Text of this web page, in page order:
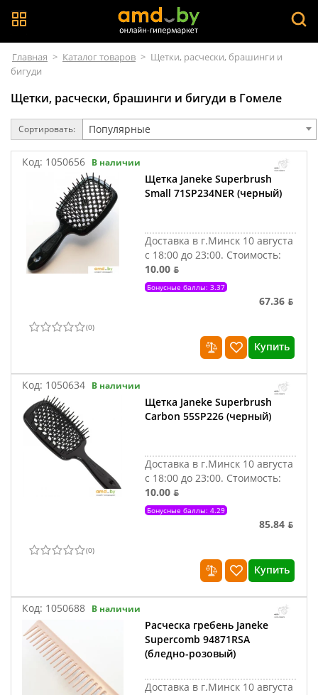
Главная > Каталог товаров > Щетки, расчески, брашинги и
бигуди
Щетки, расчески, брашинги и бигуди в Гомеле
Сортировать: Популярные
Код: 1050656 В наличии
Щетка Janeke Superbrush
Small 71SP234NER (черный)
Доставка в г.Минск 10 августа
с 18:00 до 23:00. Стоимость:
10.00 ƃ
Бонусные баллы: 3.37
67.36 ƃ
(0)
Купить
Код: 1050634 В наличии
Щетка Janeke Superbrush
Carbon 55SP226 (черный)
Доставка в г.Минск 10 августа
с 18:00 до 23:00. Стоимость:
10.00 ƃ
Бонусные баллы: 4.29
85.84 ƃ
(0)
Купить
Код: 1050688 В наличии
Расческа гребень Janeke
Supercomb 94871RSA
(бледно-розовый)
Доставка в г.Минск 10 августа